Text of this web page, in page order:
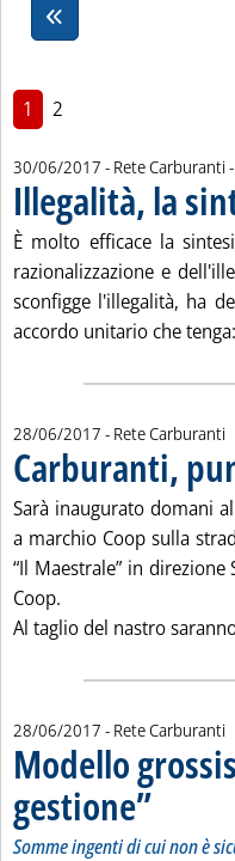
1 2
30/06/2017 - Rete Carburanti -
Illegalità, la
È molto efficace la
razionalizzazione e
sconfigge l'illegalità, ha
accordo unitario che
28/06/2017 - Rete Carburanti
Carburanti,
Sarà inaugurato domani
a marchio Coop sulla
“Il Maestrale” in
Coop.
Al taglio del nastro
28/06/2017 - Rete Carburanti
Modello
gestione”. Sottotitolo:
. Pubblicata
Somme ingenti di cui non è